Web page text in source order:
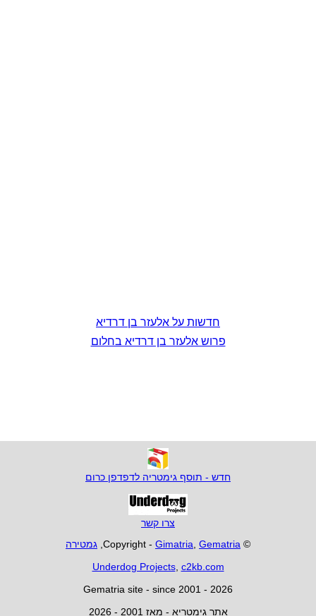
חדשות על אלעזר בן דרדיא
פרוש אלעזר בן דרדיא בחלום
חדש - תוסף גימטריה לדפדפן כרום
צרו קשר
© Copyright -
Gimatria, Gematria
, גמטירה
Underdog Projects, c2kb.com
Gematria site - since 2001 - 2026
אתר גימטריא - מאז 2001 - 2026